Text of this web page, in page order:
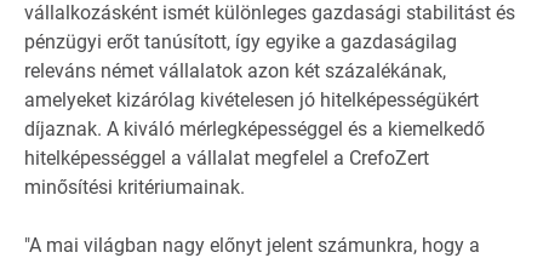
vállalkozásként ismét különleges gazdasági stabilitást és
pénzügyi erőt tanúsított, így egyike a gazdaságilag
releváns német vállalatok azon két százalékának,
amelyeket kizárólag kivételesen jó hitelképességükért
díjaznak. A kiváló mérlegképességgel és a kiemelkedő
hitelképességgel a vállalat megfelel a CrefoZert
minősítési kritériumainak.
"A mai világban nagy előnyt jelent számunkra, hogy a